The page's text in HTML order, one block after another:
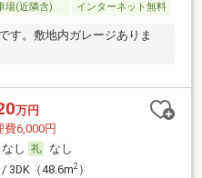
場(近隣含) インターネット無料
す。敷地内ガレージありま
万円
費6,000円
なし
なし
3DK（48.6m2）